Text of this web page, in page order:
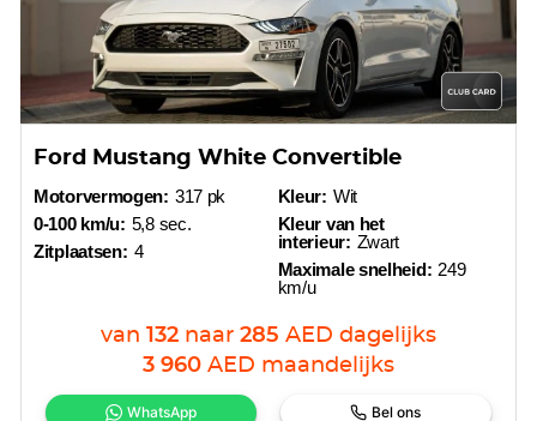
Ford Mustang White Convertible
Motorvermogen: 317 pk
0-100 km/u: 5,8 sec.
Zitplaatsen: 4
Kleur: Wit
Kleur van het
interieur: Zwart
Maximale snelheid: 249
km/u
van 132 naar 285 AED dagelijks
3 960 AED maandelijks
WhatsApp Bel ons